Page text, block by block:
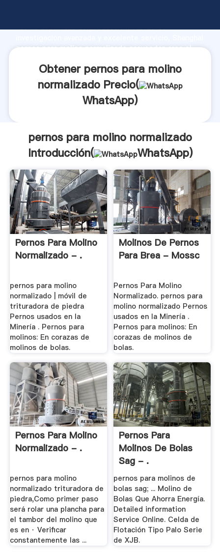
fuerte capacidad de producción, fuerza de
pernos para molino normalizado proveedor crea el
Obtener pernos para molino
normalizado Precio(
WhatsApp)
pernos para molino normalizado
Introducción(
WhatsApp)
Pernos Para Molino
Normalizado - .
pernos para molino
normalizado | móvil de
trituradora de piedra
Pernos usados en la
Minería . Pernos para
molinos: En corazas de
molinos de bolas.
Molinos De Pernos
Para Brea - Mossc
Pernos Para Molino
Normalizado. pernos para
molino normalizado Pernos
usados en la Minería .
Pernos para molinos: En
corazas de molinos de
bolas.
Pernos Para Molino
Normalizado - .
pernos para molino
normalizado trituradora de
piedra,Como primer paso
será rolar una plancha para
el tambor del molino que
es en · Verificar
constantemente las ...
Pernos Para
Molinos De Bolas
Sag - .
pernos para molinos de
bolas sag; ... Molino de
Bolas Que Ahorra Energía.
Detailed information
Service Online. Celda de
Flotación Tipo Palo Serie
de XJB.